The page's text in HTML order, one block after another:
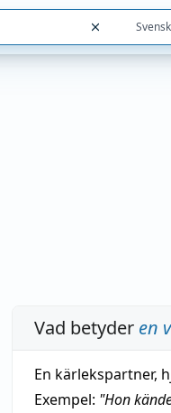
Vad betyder en
En kärlekspartner,
Exempel: "Hon